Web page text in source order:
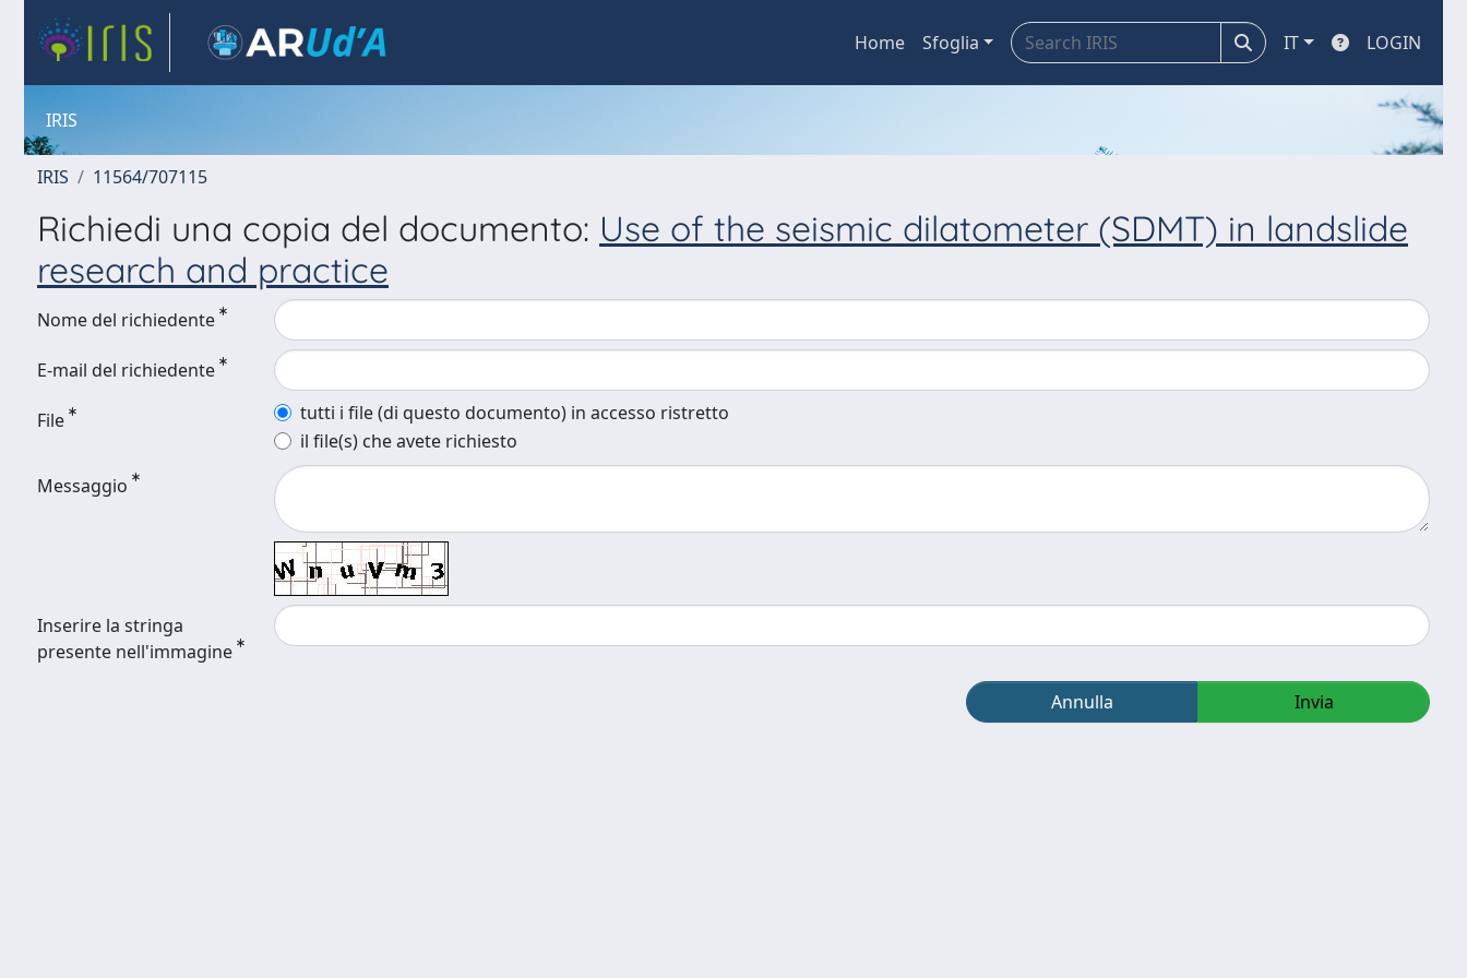
Home Sfoglia IT LOGIN
IRIS
IRIS 11564/707115
Richiedi una copia del documento: Use of the seismic dilatometer (SDMT) in landslide
research and practice
Nome del richiedente
E-mail del richiedente
File
tutti i file (di questo documento) in accesso ristretto
il file(s) che avete richiesto
Messaggio
Inserire la stringa
presente nell'immagine
Annulla Invia